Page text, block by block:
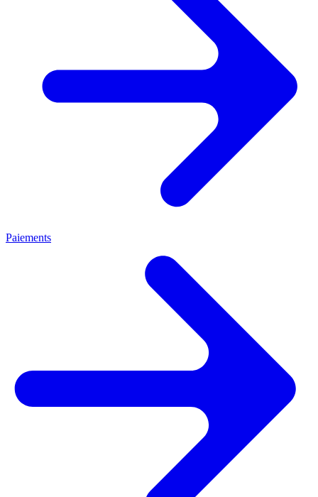
Paiements